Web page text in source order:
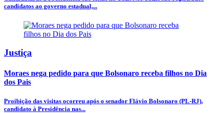
candidatos ao governo estadual,...
Justiça
Moraes nega pedido para que Bolsonaro receba filhos no Dia
dos Pais
Proibição das visitas ocorreu após o senador Flávio Bolsonaro (PL-RJ),
candidato à Presidência nas...